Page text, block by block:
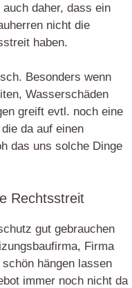
daher, dass ein
nicht die
haben.
Besonders wenn
Wasserschäden
greift evtl. noch eine
da auf einen
das uns solche Dinge
Rechtsstreit
gut gebrauchen
Firma
hängen lassen
immer noch nicht da